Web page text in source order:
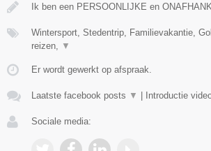
Ik ben een PERSOONLIJKE en
Wintersport, Stedentrip, Familievakantie,
reizen,
▼
Er wordt gewerkt op afspraak.
Laatste facebook posts ▼ Introductie
Sociale media: